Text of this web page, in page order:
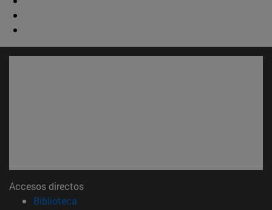
Accesos directos
Biblioteca